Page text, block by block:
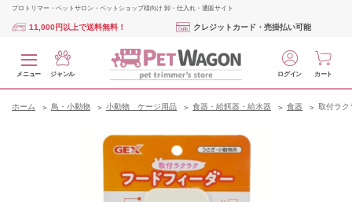
プロトリマー・ペットサロン・ペットショップ様向け 卸・仕入れ・通販サイト
11,000円以上で送料無料！ クレジットカード・売掛払い可能
メニュー ジャンル ログイン カート
ホーム 鳥・小動物 小動物 ケージ用品 食器・給餌器・給水器 食器 取付ラク